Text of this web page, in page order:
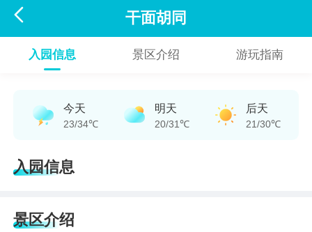
 干面胡同
入园信息 景区介绍 游玩指南
今天
23/34℃
明天
20/31℃
后天
21/30℃
入园信息
景区介绍